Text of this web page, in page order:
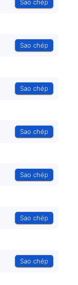
Sao chép
Sao chép
Sao chép
Sao chép
Sao chép
Sao chép
Sao chép